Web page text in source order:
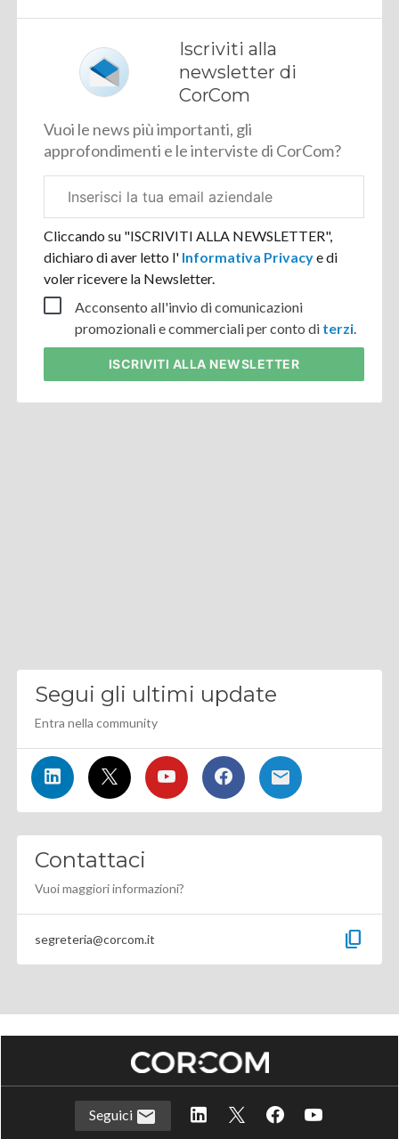
Iscriviti alla
newsletter di
CorCom
Vuoi le news più importanti, gli
approfondimenti e le interviste di CorCom?
aziendale
Cliccando su "ISCRIVITI ALLA NEWSLETTER",
dichiaro di aver letto l' Informativa Privacye di
voler ricevere la Newsletter.
Acconsento all'invio di comunicazioni
promozionali e commerciali per conto di terzi.
ISCRIVITI ALLA NEWSLETTER
Segui gli ultimi update
Entra nella community
Contattaci
Vuoi maggiori informazioni?
segreteria@corcom.it content_copy
Seguici